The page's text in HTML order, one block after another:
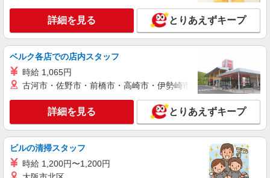
キープ 詳細を見る
紹介予定派遣
UTエージェント株式会社 AGT関西第一CU AGT北大阪エリア KM点野
CL 《Jbrw1C》
月給：213,000円〜 月収例：263,000円(月給＋
各種手当)
大阪府寝屋川市 勤務詳細：寝屋川市 通勤方
法：徒歩/車/自転車/バイク 最寄り駅：寝屋川市駅
から車11分 ※構内駐車場利用可・空き状況確認要
（2,000円/月）
キープ 詳細を見る
詳細を見る とりあえずキープ
ベルク各店での店内スタッフ
時給 1,065円
古河市・佐野市・前橋市・高崎市・伊勢崎市・太田市・館林市
詳細を見る とりあえずキープ
ビルの清掃スタッフ
時給 1,200円〜1,200円